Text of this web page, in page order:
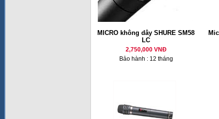
MICRO không dây SHURE SM58
LC
2,750,000 VNĐ
Bảo hành : 12 tháng